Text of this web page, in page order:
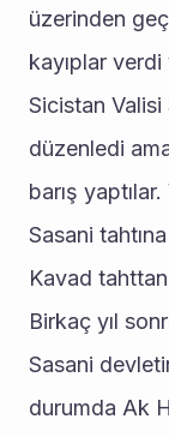
üzerinden
kayıplar
Sicistan Valisi
düzenledi
barış
Sasani
Kavad tahttan
Birkaç yıl
Sasani
durumda Ak